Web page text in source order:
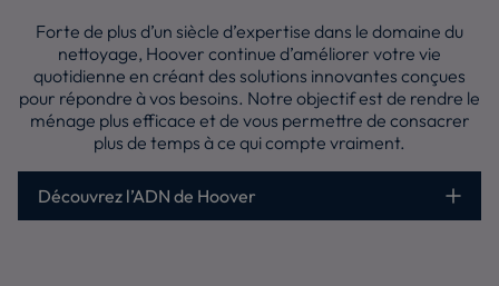
Forte de plus d’un siècle d’expertise dans le domaine du
nettoyage, Hoover continue d’améliorer votre vie
quotidienne en créant des solutions innovantes conçues
pour répondre à vos besoins. Notre objectif est de rendre le
ménage plus efficace et de vous permettre de consacrer
plus de temps à ce qui compte vraiment.
Découvrez l’ADN de Hoover